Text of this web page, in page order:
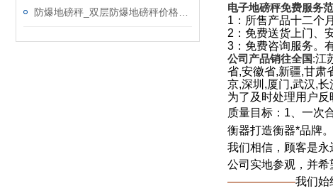
电子地磅秤免费服务范
1 ：所售产品十二个
2 ：免费送货上门、
3 ：免费咨询服务。
公司产品销往全国:江
省,安徽省,新疆,甘肃
京,深圳,厦门,武汉,
为了及时处理用户
质量目标： 1 、一次
衡器打造衡器*品牌。
我们相信，顾客是
公司实地参观，并希
——————我们始